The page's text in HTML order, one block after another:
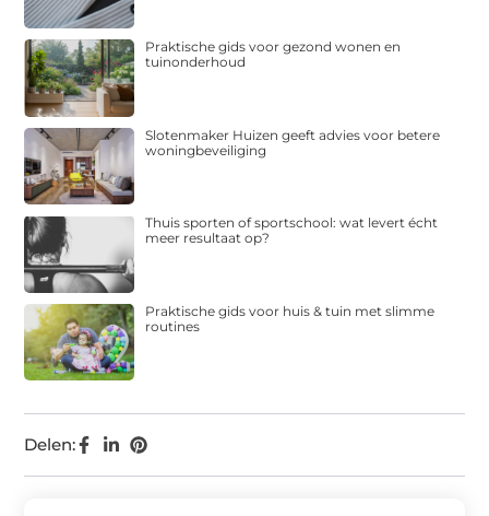
Delen:
Praktische gids voor gezond wonen en
tuinonderhoud
Slotenmaker Huizen geeft advies voor betere
woningbeveiliging
Thuis sporten of sportschool: wat levert écht
meer resultaat op?
Praktische gids voor huis & tuin met slimme
routines